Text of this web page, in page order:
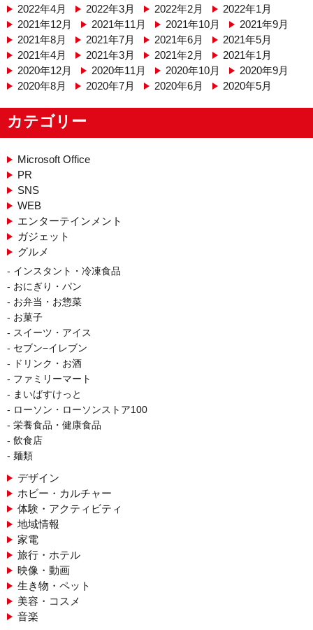
2022年4月
2022年3月 2022年2月
2022年1月
2021年12月
2021年11月 2021年10月
2021年9月
2021年8月
2021年7月 2021年6月
2021年5月
2021年4月
2021年3月 2021年2月
2021年1月
2020年12月
2020年11月 2020年10月
2020年9月
2020年8月
2020年7月 2020年6月 2020年5月
カテゴリー
Microsoft Office
PR
SNS
WEB
エンターテインメント
ガジェット
グルメ
インスタント・冷凍食品
おにぎり・パン
お弁当・お惣菜
お菓子
スイーツ・アイス
セブン−イレブン
ドリンク・お酒
ファミリーマート
まいばすけっと
ローソン・ローソンストア100
栄養食品・健康食品
飲食店
麺類
デザイン
ホビー・カルチャー
体験・アクティビティ
地域情報
家電
旅行・ホテル
映像・動画
生き物・ペット
美容・コスメ
音楽